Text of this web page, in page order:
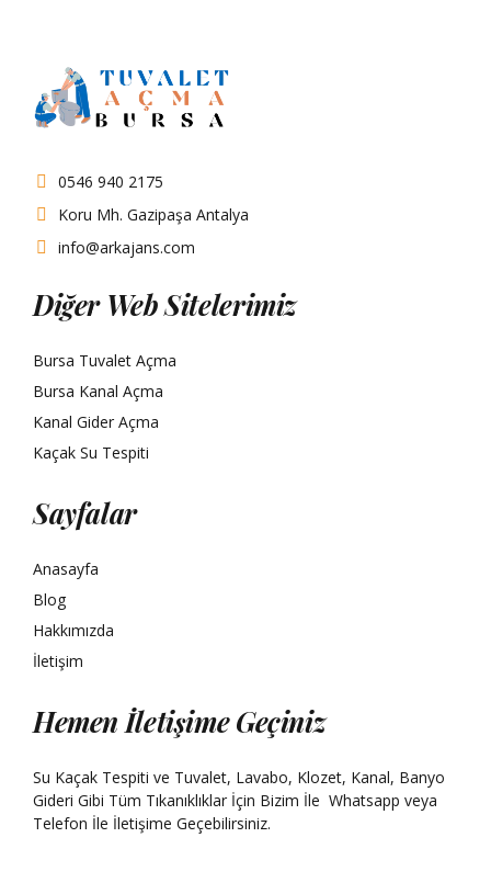
0546 940 2175
Koru Mh. Gazipaşa Antalya
info@arkajans.com
Diğer Web Sitelerimiz
Bursa Tuvalet Açma
Bursa Kanal Açma
Kanal Gider Açma
Kaçak Su Tespiti
Sayfalar
Anasayfa
Blog
Hakkımızda
İletişim
Hemen İletişime Geçiniz
Su Kaçak Tespiti ve Tuvalet, Lavabo, Klozet, Kanal, Banyo
Gideri Gibi Tüm Tıkanıklıklar İçin Bizim İle Whatsapp veya
Telefon İle İletişime Geçebilirsiniz.